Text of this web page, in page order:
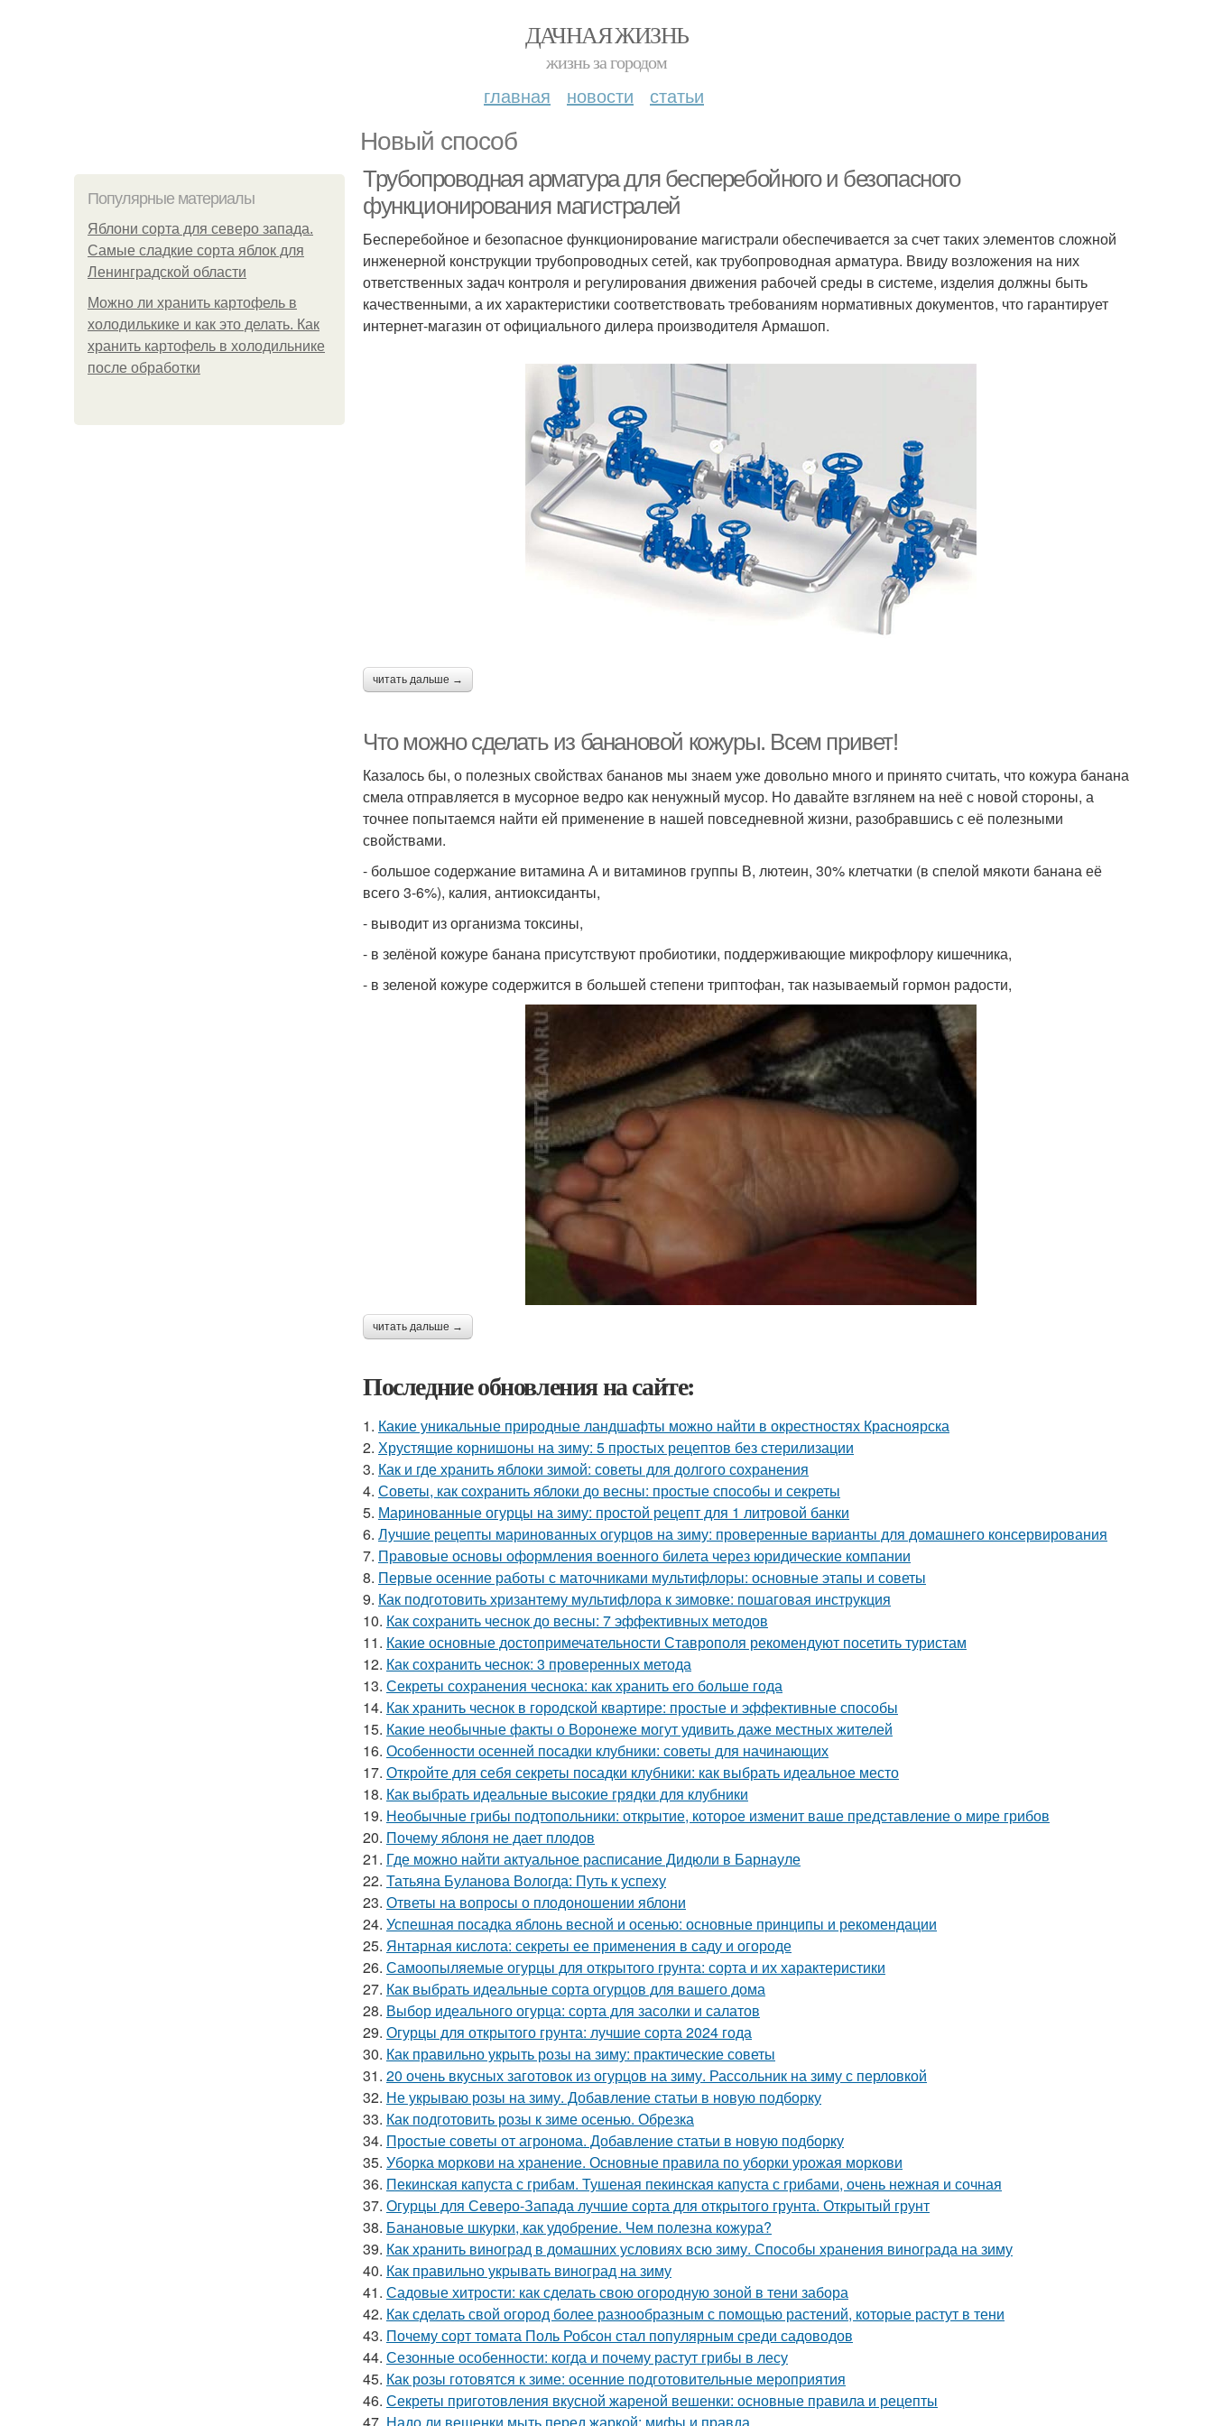
ДАЧНАЯ ЖИЗНЬ
жизнь за городом
главная новости статьи
Новый способ
Популярные материалы
Яблони сорта для северо запада.
Самые сладкие сорта яблок для
Ленинградской области
Можно ли хранить картофель в
холодилькике и как это делать. Как
хранить картофель в холодильнике
после обработки
Трубопроводная арматура для бесперебойного и безопасного
функционирования магистралей
Бесперебойное и безопасное функционирование магистрали обеспечивается за счет таких элементов сложной
инженерной конструкции трубопроводных сетей, как трубопроводная арматура. Ввиду возложения на них
ответственных задач контроля и регулирования движения рабочей среды в системе, изделия должны быть
качественными, а их характеристики соответствовать требованиям нормативных документов, что гарантирует
интернет-магазин от официального дилера производителя Армашоп.
читать дальше →
Что можно сделать из банановой кожуры. Всем привет!
Казалось бы, о полезных свойствах бананов мы знаем уже довольно много и принято считать, что кожура банана
смела отправляется в мусорное ведро как ненужный мусор. Но давайте взглянем на неё с новой стороны, а
точнее попытаемся найти ей применение в нашей повседневной жизни, разобравшись с её полезными
свойствами.
- большое содержание витамина А и витаминов группы В, лютеин, 30% клетчатки (в спелой мякоти банана её
всего 3-6%), калия, антиоксиданты,
- выводит из организма токсины,
- в зелёной кожуре банана присутствуют пробиотики, поддерживающие микрофлору кишечника,
- в зеленой кожуре содержится в большей степени триптофан, так называемый гормон радости,
читать дальше →
Последние обновления на сайте:
1. Какие уникальные природные ландшафты можно найти в окрестностях Красноярска
2. Хрустящие корнишоны на зиму: 5 простых рецептов без стерилизации
3. Как и где хранить яблоки зимой: советы для долгого сохранения
4. Советы, как сохранить яблоки до весны: простые способы и секреты
5. Маринованные огурцы на зиму: простой рецепт для 1 литровой банки
6. Лучшие рецепты маринованных огурцов на зиму: проверенные варианты для домашнего консервирования
7. Правовые основы оформления военного билета через юридические компании
8. Первые осенние работы с маточниками мультифлоры: основные этапы и советы
9. Как подготовить хризантему мультифлора к зимовке: пошаговая инструкция
10. Как сохранить чеснок до весны: 7 эффективных методов
11. Какие основные достопримечательности Ставрополя рекомендуют посетить туристам
12. Как сохранить чеснок: 3 проверенных метода
13. Секреты сохранения чеснока: как хранить его больше года
14. Как хранить чеснок в городской квартире: простые и эффективные способы
15. Какие необычные факты о Воронеже могут удивить даже местных жителей
16. Особенности осенней посадки клубники: советы для начинающих
17. Откройте для себя секреты посадки клубники: как выбрать идеальное место
18. Как выбрать идеальные высокие грядки для клубники
19. Необычные грибы подтопольники: открытие, которое изменит ваше представление о мире грибов
20. Почему яблоня не дает плодов
21. Где можно найти актуальное расписание Дидюли в Барнауле
22. Татьяна Буланова Вологда: Путь к успеху
23. Ответы на вопросы о плодоношении яблони
24. Успешная посадка яблонь весной и осенью: основные принципы и рекомендации
25. Янтарная кислота: секреты ее применения в саду и огороде
26. Самоопыляемые огурцы для открытого грунта: сорта и их характеристики
27. Как выбрать идеальные сорта огурцов для вашего дома
28. Выбор идеального огурца: сорта для засолки и салатов
29. Огурцы для открытого грунта: лучшие сорта 2024 года
30. Как правильно укрыть розы на зиму: практические советы
31. 20 очень вкусных заготовок из огурцов на зиму. Рассольник на зиму с перловкой
32. Не укрываю розы на зиму. Добавление статьи в новую подборку
33. Как подготовить розы к зиме осенью. Обрезка
34. Простые советы от агронома. Добавление статьи в новую подборку
35. Уборка моркови на хранение. Основные правила по уборки урожая моркови
36. Пекинская капуста с грибам. Тушеная пекинская капуста с грибами, очень нежная и сочная
37. Огурцы для Северо-Запада лучшие сорта для открытого грунта. Открытый грунт
38. Банановые шкурки, как удобрение. Чем полезна кожура?
39. Как хранить виноград в домашних условиях всю зиму. Способы хранения винограда на зиму
40. Как правильно укрывать виноград на зиму
41. Садовые хитрости: как сделать свою огородную зоной в тени забора
42. Как сделать свой огород более разнообразным с помощью растений, которые растут в тени
43. Почему сорт томата Поль Робсон стал популярным среди садоводов
44. Сезонные особенности: когда и почему растут грибы в лесу
45. Как розы готовятся к зиме: осенние подготовительные мероприятия
46. Секреты приготовления вкусной жареной вешенки: основные правила и рецепты